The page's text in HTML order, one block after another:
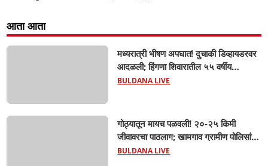
आता आता
मध्यरात्री भीषण अपघात! दुचाकी डिव्हायडरवर
आदळली; हिंगणा शिवारातील ५५ वर्षीय
शेतकऱ्याचा जागीच मृत्यू! खांडवी–हिंगणा मार्गावर
BULDANA LIVE
गोठ्यातून मायच पळवली! २०-२५ किमी
जीवावरचा पाठलाग; खामगाव ग्रामीण पोलिसांनी
गाय वाचवली, चोरटे मात्र अंधाराचा फायदा
BULDANA LIVE